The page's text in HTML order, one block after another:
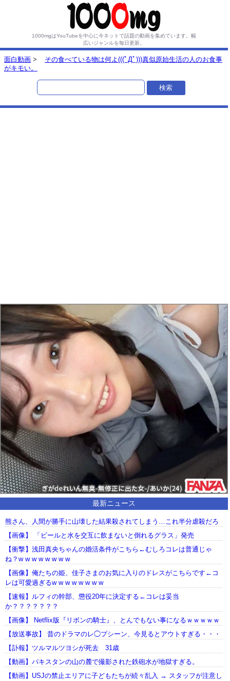
1000mgはYouTubeを中心に今ネットで話題の動画を集めています。 幅
広いジャンルを毎日更新。
面白動画 >
その食べている物は何よ(((ﾟДﾟ)))真似原始生活の人のお食事
がキモい。
最新ニュース
熊さん、人間が勝手に山壊した結果殺されてしまう…これ半分虐殺だろ
【画像】 「ビールと水を交互に飲まないと倒れるグラス」発売
【衝撃】浅田真央ちゃんの婚活条件がこちら←むしろコレは普通じゃ
ね？w w w w w w w w
【画像】俺たちの姫、佳子さまのお気に入りのドレスがこちらです←コ
レは可愛過ぎるw w w w w w w w
【速報】ルフィの幹部、懲役20年に決定する←コレは妥当
か？？？？？？？
【画像】 Netflix版『リボンの騎士』、とんでもない事になるｗｗｗｗｗ
【放送事故】 昔のドラマのレ◯プシーン、今見るとアウトすぎる・・・
【訃報】ツルマルツヨシが死去 31歳
【動画】パキスタンの山の麓で撮影された鉄砲水が地獄すぎる。
【動画】USJの禁止エリアに子どもたちが続々乱入 → スタッフが注意し